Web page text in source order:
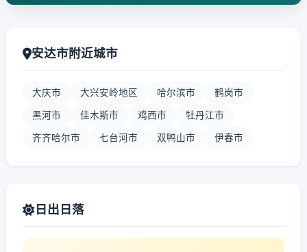
安达市附近城市
大庆市 大兴安岭地区 哈尔滨市 鹤岗市
黑河市 佳木斯市 鸡西市 牡丹江市
齐齐哈尔市 七台河市 双鸭山市 伊春市
日出日落